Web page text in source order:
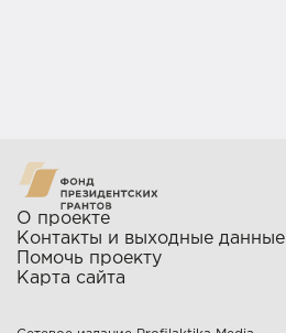
О проекте
Контакты и выходные данные
Помочь проекту
Карта сайта